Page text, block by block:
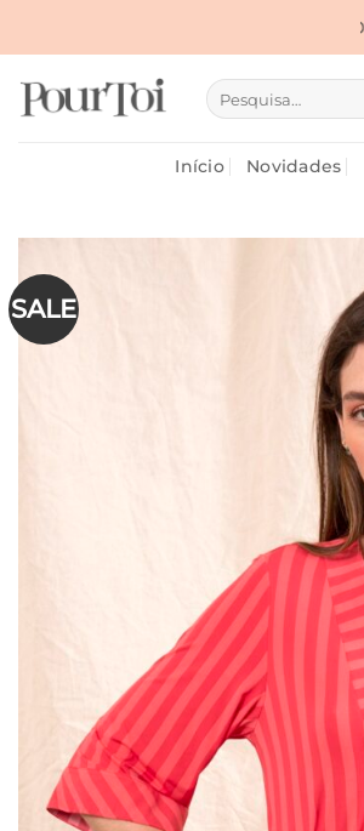
Pesquisar
por:
Início Novidades
SALE